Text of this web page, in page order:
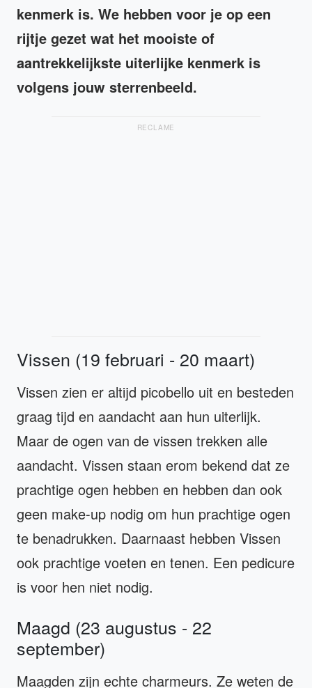
kenmerk is. We hebben voor je op een
rijtje gezet wat het mooiste of
aantrekkelijkste uiterlijke kenmerk is
volgens jouw sterrenbeeld.
RECLAME
Vissen (19 februari - 20 maart)
Vissen zien er altijd picobello uit en besteden
graag tijd en aandacht aan hun uiterlijk.
Maar de ogen van de vissen trekken alle
aandacht. Vissen staan erom bekend dat ze
prachtige ogen hebben en hebben dan ook
geen make-up nodig om hun prachtige ogen
te benadrukken. Daarnaast hebben Vissen
ook prachtige voeten en tenen. Een pedicure
is voor hen niet nodig.
Maagd (23 augustus - 22
september)
Maagden zijn echte charmeurs. Ze weten de